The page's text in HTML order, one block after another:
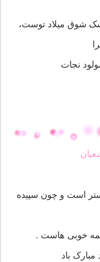
شوق میلاد توست،
نجات
است و چون سپیده
همه خوبی هاست .
باد